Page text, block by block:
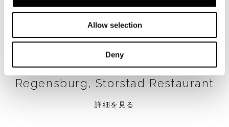
Allow selection
Deny
Regensburg, Storstad Restaurant
詳細を見る